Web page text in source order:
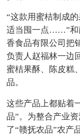
“这款用蜜桔制成
适当囤一点……”和
香食品有限公司把
负责人赵福林一边
蜜桔果酥、陈皮糕
品。
这些产品上都贴
品”。为整合产业
了“赣抚农品”农产